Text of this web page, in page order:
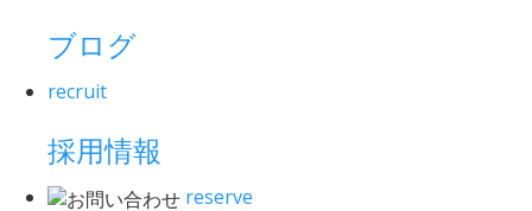
ブログ
recruit
採用情報
reserve